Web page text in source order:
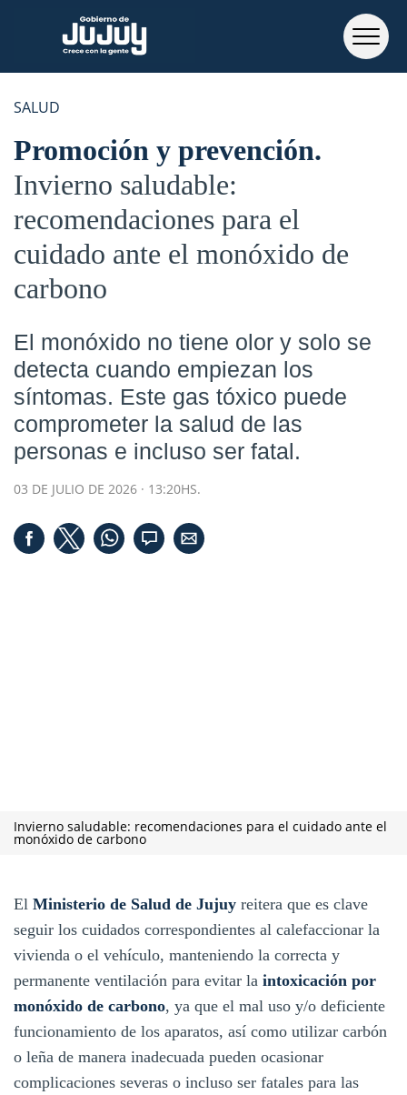
SALUD
Promoción y prevención
Invierno saludable:
recomendaciones para el
cuidado ante el monóxido de
carbono
El monóxido no tiene olor y solo se
detecta cuando empiezan los
síntomas. Este gas tóxico puede
comprometer la salud de las
personas e incluso ser fatal.
03 DE JULIO DE 2026 · 13:20HS.
Invierno saludable: recomendaciones para el cuidado ante el
monóxido de carbono
El Ministerio de Salud de Jujuy reitera que es clave
seguir los cuidados correspondientes al calefaccionar la
vivienda o el vehículo, manteniendo la correcta y
permanente ventilación para evitar la intoxicación por
monóxido de carbono, ya que el mal uso y/o deficiente
funcionamiento de los aparatos, así como utilizar carbón
o leña de manera inadecuada pueden ocasionar
complicaciones severas o incluso ser fatales para las